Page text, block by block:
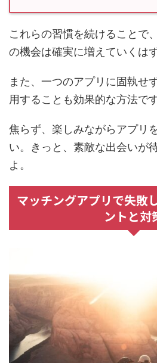
これらの習慣を続けることで
の機会は確実に増えていくはず
また、一つのアプリに固執せ
用することも効果的な方法です
焦らず、楽しみながらアプリ
い。きっと、素敵な出会いが
よ。
マッチングアプリで失敗
ントと対